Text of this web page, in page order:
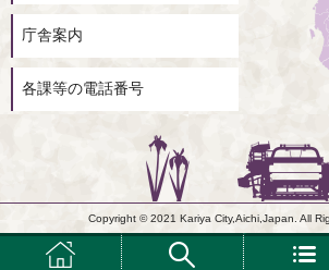
庁舎案内
各課等の電話番号
Copyright © 2021 Kariya City,Aichi,Japan. All